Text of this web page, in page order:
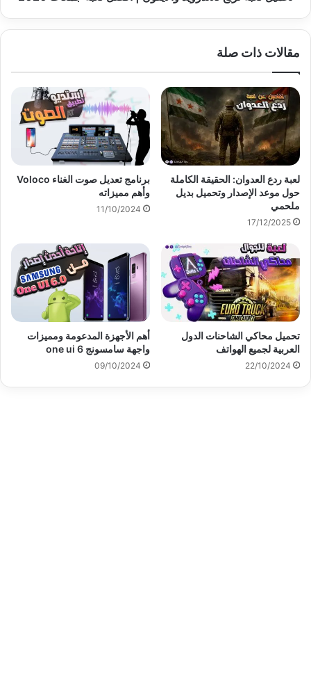
مقالات ذات صلة
لعبة ردع العدوان: الحقيقة الكاملة
حول موعد الإصدار وتحميل بديل
ملحمي
17/12/2025
برنامج تعديل صوت الغناء Voloco
وأهم مميزاته
11/10/2024
تحميل محاكي الشاحنات الدول
العربية لجميع الهواتف
22/10/2024
أهم الأجهزة المدعومة ومميزات
واجهة سامسونج one ui 6
09/10/2024